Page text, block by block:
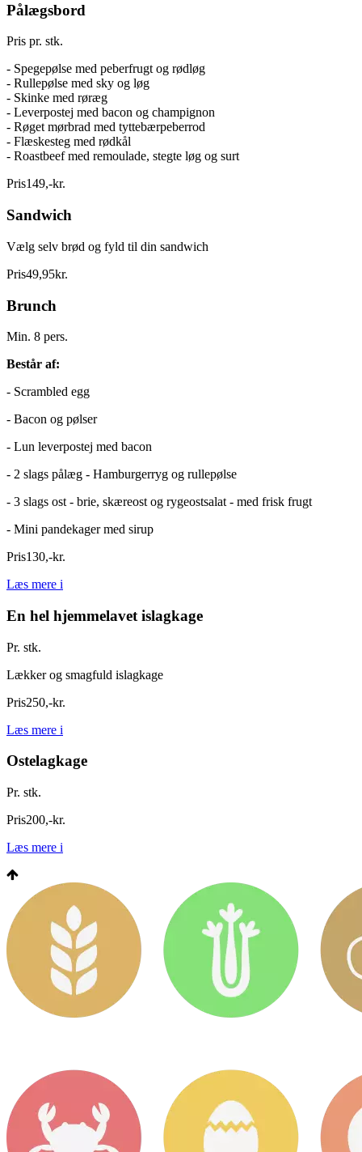
Pålægsbord
Pris pr. stk.
- Spegepølse med peberfrugt og rødløg
- Rullepølse med sky og løg
- Skinke med røræg
- Leverpostej med bacon og champignon
- Røget mørbrad med tyttebærpeberrod
- Flæskesteg med rødkål
- Roastbeef med remoulade, stegte løg og surt
Pris149,-kr.
Sandwich
Vælg selv brød og fyld til din sandwich
Pris49,95kr.
Brunch
Min. 8 pers.
Består af:
- Scrambled egg
- Bacon og pølser
- Lun leverpostej med bacon
- 2 slags pålæg - Hamburgerryg og rullepølse
- 3 slags ost - brie, skæreost og rygeostsalat - med frisk frugt
- Mini pandekager med sirup
Pris130,-kr.
Læs mere i
En hel hjemmelavet islagkage
Pr. stk.
Lækker og smagfuld islagkage
Pris250,-kr.
Læs mere i
Ostelagkage
Pr. stk.
Pris200,-kr.
Læs mere i